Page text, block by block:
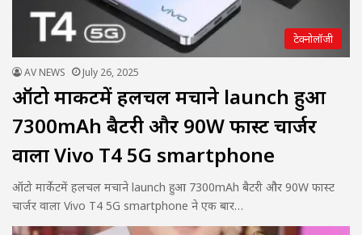
टेक्नोलॉजी
AV NEWS July 26, 2025
ऑटो मार्केटमें हलचल मचाने launch हुआ
7300mAh बैटरी और 90W फास्ट चार्जर
वाला Vivo T4 5G smartphone
ऑटो मार्केटमें हलचल मचाने launch हुआ 7300mAh बैटरी और 90W फास्ट
चार्जर वाला Vivo T4 5G smartphone ने एक बार…